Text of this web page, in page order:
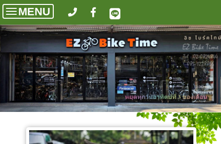
Toggle
navigation
MENU